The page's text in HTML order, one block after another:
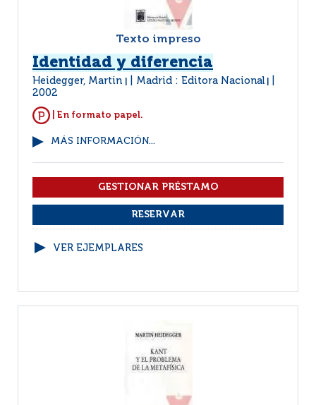
Texto impreso
Identidad y diferencia
Heidegger, Martin Madrid : Editora Nacional
2002
| En formato papel.
MÁS INFORMACIÓN...
VER EJEMPLARES